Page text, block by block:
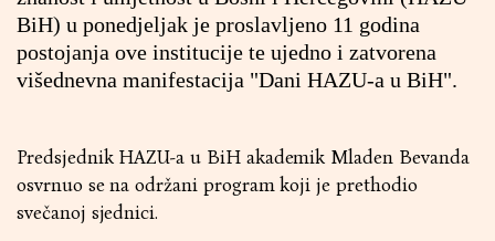
BiH) u ponedjeljak je proslavljeno 11 godina
postojanja ove institucije te ujedno i zatvorena
višednevna manifestacija "Dani HAZU-a u BiH".
Predsjednik HAZU-a u BiH akademik Mladen Bevanda
osvrnuo se na održani program koji je prethodio
svečanoj sjednici.